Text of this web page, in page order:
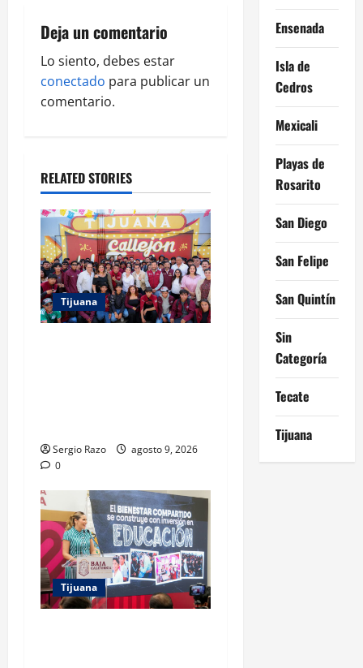
g
a
t
o
n
Deja un comentario
Lo siento, debes estar
conectado para publicar un
comentario.
RELATED STORIES
Tijuana
Sergio Razo
agosto 9, 2026
0
Tijuana
Ensenada
Isla de
Cedros
Mexicali
Playas de
Rosarito
San Diego
San Felipe
San Quintín
Sin
Categoría
Tecate
Tijuana